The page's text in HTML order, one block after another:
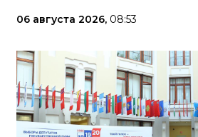
06 августа 2026, 08:53